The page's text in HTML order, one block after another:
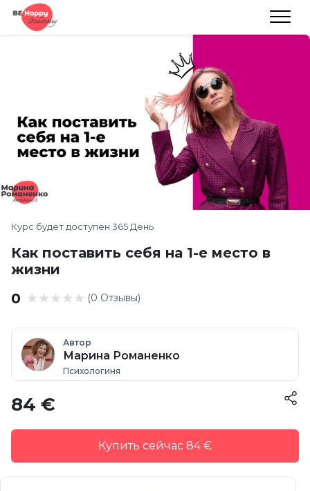
Курс будет доступен 365 День
Как поставить себя на 1-е место в
жизни
0
(0 Отзывы)
Автор
Марина Романенко
Психологиня
84 €
Купить сейчас 84 €